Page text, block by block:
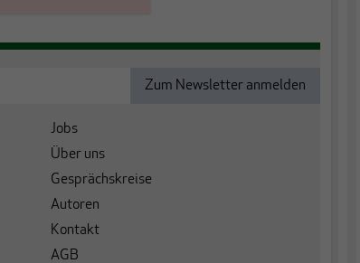
Jobs
Über uns
Gesprächskreise
Autoren
Kontakt
AGB